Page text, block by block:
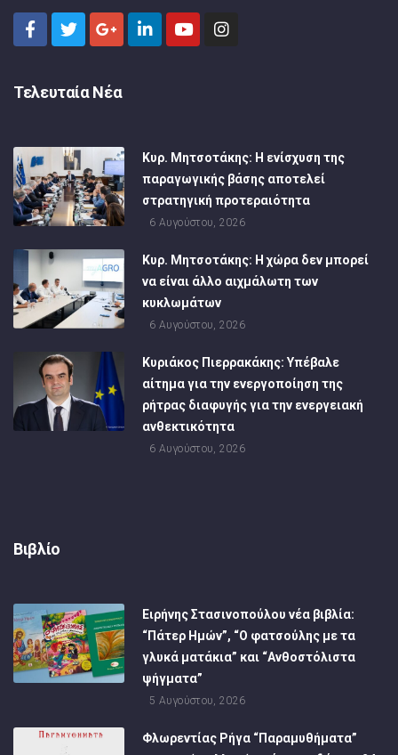
Τελευταία Νέα
Κυρ. Μητσοτάκης: Η ενίσχυση της
παραγωγικής βάσης αποτελεί
στρατηγική προτεραιότητα
6 Αυγούστου, 2026
Κυρ. Μητσοτάκης: Η χώρα δεν μπορεί
να είναι άλλο αιχμάλωτη των
κυκλωμάτων
6 Αυγούστου, 2026
Κυριάκος Πιερρακάκης: Υπέβαλε
αίτημα για την ενεργοποίηση της
ρήτρας διαφυγής για την ενεργειακή
ανθεκτικότητα
6 Αυγούστου, 2026
Βιβλίο
Ειρήνης Στασινοπούλου νέα βιβλία:
“Πάτερ Ημών”, “Ο φατσούλης με τα
γλυκά ματάκια” και “Ανθοστόλιστα
ψήγματα”
5 Αυγούστου, 2026
Φλωρεντίας Ρήγα “Παραμυθήματα”